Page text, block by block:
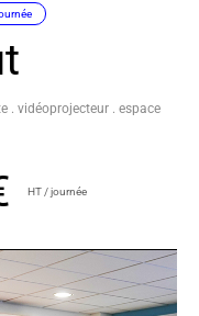
. vidéoprojecteur . espace
HT / journée